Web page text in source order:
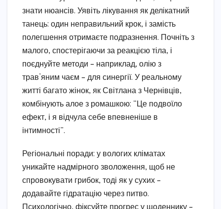
знати нюансів. Уявіть лікування як делікатний
танець: один неправильний крок, і замість
полегшення отримаєте подразнення. Почніть з
малого, спостерігаючи за реакцією тіла, і
поєднуйте методи – наприклад, олію з
трав’яним чаєм – для синергії. У реальному
житті багато жінок, як Світлана з Чернівців,
комбінують алое з ромашкою: “Це подвоїло
ефект, і я відчула себе впевненіше в
інтимності”.
Регіональні поради: у вологих кліматах
уникайте надмірного зволоження, щоб не
спровокувати грибок, тоді як у сухих –
додавайте гідратацію через питво.
Психологічно, фіксуйте прогрес у щоденнику –